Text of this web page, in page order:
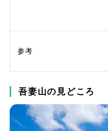
参考
吾妻山の見どころ